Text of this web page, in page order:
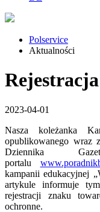
Polservice
Aktualności
2023-04-01
Nasza koleżanka
opublikowanego wraz
Dziennika
portalu
kampanii edukacyjnej
artykule informuje
rejestracji znaku
ochronne.